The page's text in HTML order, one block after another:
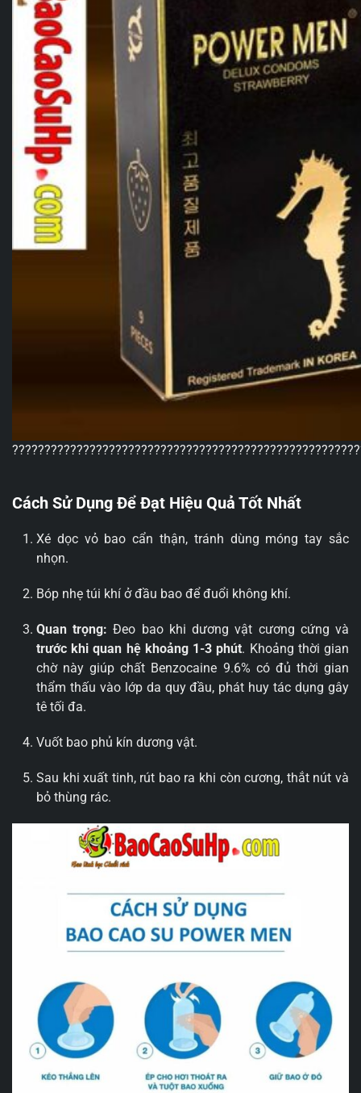
Cách Sử Dụng Để Đạt Hiệu Quả Tốt Nhất
Xé dọc vỏ bao cẩn thận, tránh dùng móng tay sắc
nhọn.
Bóp nhẹ túi khí ở đầu bao để đuổi không khí.
Quan trọng: Đeo bao khi dương vật cương cứng và
trước khi quan hệ khoảng 1-3 phút. Khoảng thời gian
chờ này giúp chất Benzocaine 9.6% có đủ thời gian
thẩm thấu vào lớp da quy đầu, phát huy tác dụng gây
tê tối đa.
Vuốt bao phủ kín dương vật.
Sau khi xuất tinh, rút bao ra khi còn cương, thắt nút và
bỏ thùng rác.